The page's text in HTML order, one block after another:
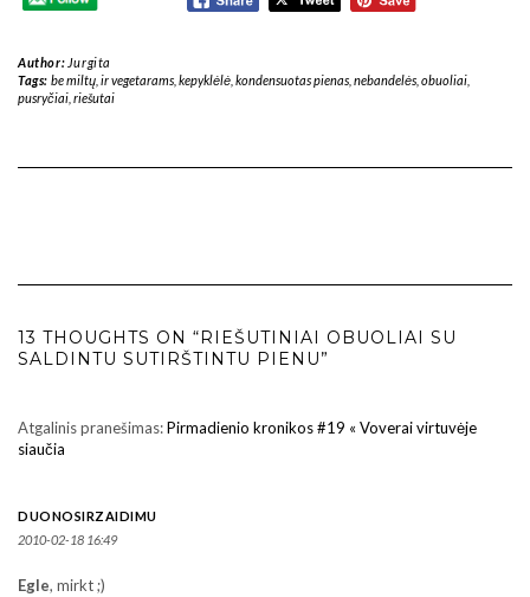
Author: Jurgita
Tags: be miltų, ir vegetarams, kepyklėlė, kondensuotas pienas, nebandelės, obuoliai,
pusryčiai riešutai
13 THOUGHTS ON “RIEŠUTINIAI OBUOLIAI SU
SALDINTU SUTIRŠTINTU PIENU”
Atgalinis pranešimas:Pirmadienio kronikos #19 « Voverai virtuvėje
siaučia
DUONOSIRZAIDIMU
2010-02-18 16:49
Egle, mirkt ;)